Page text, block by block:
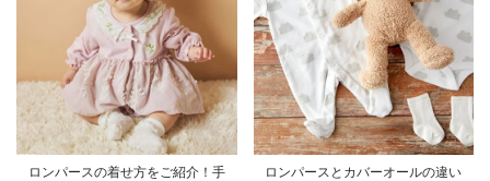
ロンパースの着せ方をご紹介！手
ロンパースとカバーオールの違い